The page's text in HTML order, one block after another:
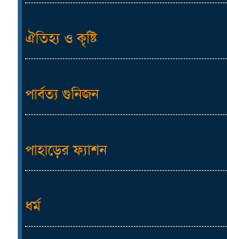
ঐতিহ্য ও কৃষ্টি
পার্বত্য গুনিজন
পাহাড়ের ফ্যাশন
ধর্ম